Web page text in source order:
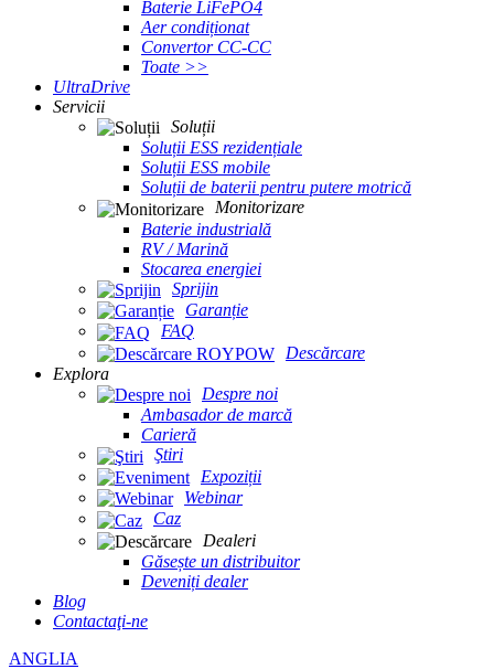
Baterie LiFePO4
Aer condiționat
Convertor CC-CC
Toate >>
UltraDrive
Servicii
Soluții
Soluții ESS rezidențiale
Soluții ESS mobile
Soluții de baterii pentru putere motrică
Monitorizare
Baterie industrială
RV / Marină
Stocarea energiei
Sprijin
Garanție
FAQ
Descărcare
Explora
Despre noi
Ambasador de marcă
Carieră
Ştiri
Expoziții
Webinar
Caz
Dealeri
Găsește un distribuitor
Deveniți dealer
Blog
Contactaţi-ne
ANGLIA